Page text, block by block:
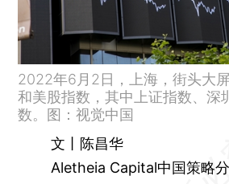
2022年6月2日，上海，街头大
和美股指数，其中上证指数、深
数。图：视觉中国
文丨陈昌华
Aletheia Capital中国策略